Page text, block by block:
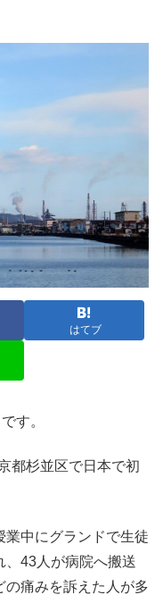
はてブ
す。
都杉並区で日本で初
中にグランドで生徒
、43人が病院へ搬送
の痛みを訴えた人が多